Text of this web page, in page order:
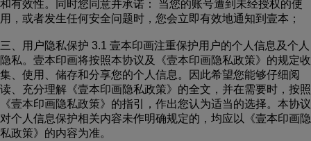
和有效性。同时您同意并承诺： 当您的账号遭到未经授权的使
用，或者发生任何安全问题时，您会立即有效地通知到壹本；
三、用户隐私保护 3.1 壹本印画注重保护用户的个人信息及个人
隐私。壹本印画将按照本协议及《壹本印画隐私政策》的规定收
集、使用、储存和分享您的个人信息。因此希望您能够仔细阅
读、充分理解《壹本印画隐私政策》的全文，并在需要时，按照
《壹本印画隐私政策》的指引，作出您认为适当的选择。本协议
对个人信息保护相关内容未作明确规定的，均应以《壹本印画隐
私政策》的内容为准。